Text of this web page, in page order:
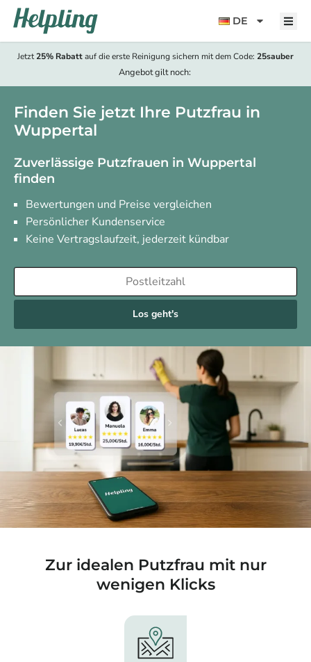
springen
DE
Jetzt25% Rabattauf die erste Reinigung sichern mit dem Code: 25sauber
Angebot gilt noch:
Finden Sie jetzt Ihre Putzfrau in
Wuppertal
Zuverlässige Putzfrauen in Wuppertal
finden
Bewertungen und Preise vergleichen
Persönlicher Kundenservice
Keine Vertragslaufzeit, jederzeit kündbar
Los geht's
Zur idealen Putzfrau mit nur
wenigen Klicks